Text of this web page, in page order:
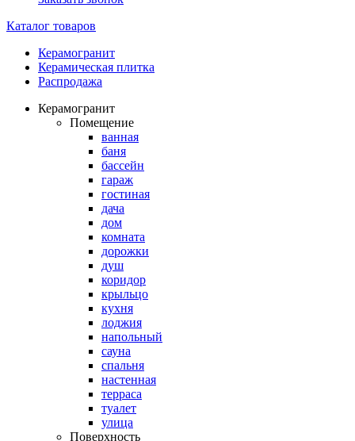
Каталог товаров
Керамогранит
Керамическая плитка
Распродажа
Керамогранит
Помещение
ванная
баня
бассейн
гараж
гостиная
дача
дом
комната
дорожки
душ
коридор
крыльцо
кухня
лоджия
напольный
сауна
спальня
настенная
терраса
туалет
улица
Поверхность